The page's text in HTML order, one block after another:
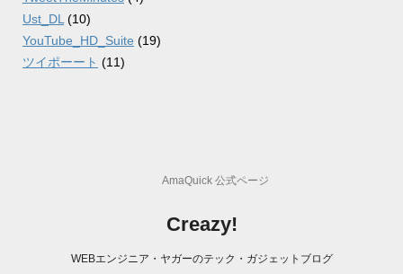
Ust_DL(10)
YouTube_HD_Suite (19)
ツイポーート (11)
AmaQuick 公式ページ
Creazy!
WEBエンジニア・ヤガーのテック・ガジェットブログ